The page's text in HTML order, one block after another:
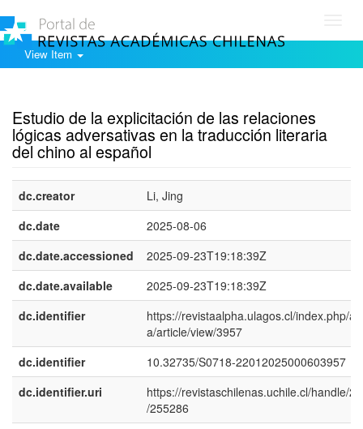
View Item
Estudio de la explicitación de las relaciones
lógicas adversativas en la traducción literaria
del chino al español
dc.creator
Li, Jing
dc.date
2025-08-06
dc.date.accessioned
2025-09-23T19:18:39Z
dc.date.available
2025-09-23T19:18:39Z
dc.identifier
https://revistaalpha.ulagos.cl/index.php/
a/article/view/3957
dc.identifier
10.32735/S0718-22012025000603957
dc.identifier.uri
https://revistaschilenas.uchile.cl/handle/
/255286